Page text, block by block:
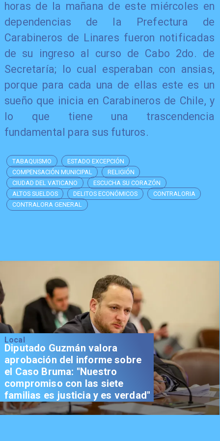
horas de la mañana de este miércoles en
dependencias de la Prefectura de
Carabineros de Linares fueron notificadas
de su ingreso al curso de Cabo 2do. de
Secretaría; lo cual esperaban con ansias,
porque para cada una de ellas este es un
sueño que inicia en Carabineros de Chile, y
lo que tiene una trascendencia
fundamental para sus futuros.
TABAQUISMO
ESTADO EXCEPCIÓN
COMPENSACIÓN MUNICIPAL
RELIGIÓN
CIUDAD DEL VATICANO
ESCUCHA SU CORAZÓN
ALTOS SUELDOS
DELITOS ECONÓMICOS
CONTRALORIA
CONTRALORA GENERAL
Local
Diputado Guzmán valora
aprobación del informe sobre
el Caso Bruma: "Nuestro
compromiso con las siete
familias es justicia y es verdad"